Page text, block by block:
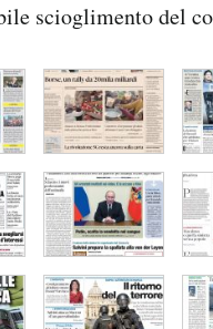
scioglimento del